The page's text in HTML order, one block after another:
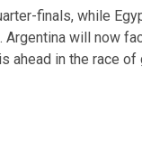
finals, while
will now
ahead in the race